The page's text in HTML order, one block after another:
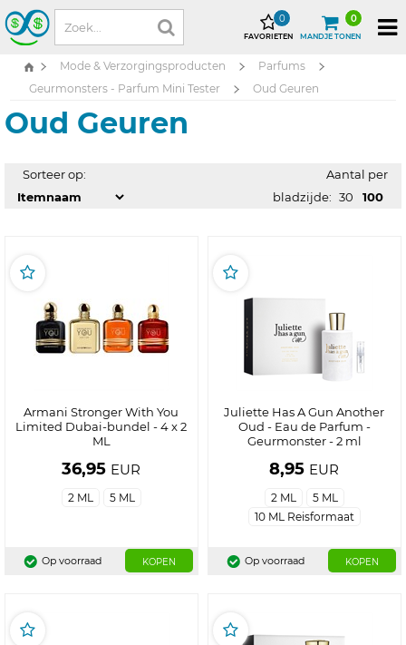
FAVORIETEN
0
MANDJE TONEN
0
Mode & Verzorgingsproducten
Parfums
Geurmonsters - Parfum Mini Tester
Oud Geuren
Oud Geuren
Sorteer op:
Aantal per
bladzijde: 30 100
Armani Stronger With You
Limited Dubai-bundel - 4 x 2
ML
36,95 EUR
2 ML 5 ML
Op voorraad KOPEN
Juliette Has A Gun Another
Oud - Eau de Parfum -
Geurmonster - 2 ml
8,95 EUR
2 ML
5 ML
10 ML Reisformaat
Op voorraad KOPEN